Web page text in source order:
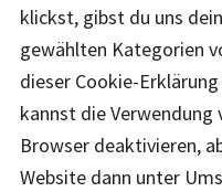
klickst, gibst du uns
gewählten Kategorien
dieser Cookie-
kannst die Verwendung
Browser deaktivieren,
Website dann unter